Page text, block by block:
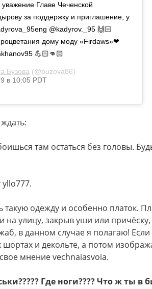
Главе Чеченской
за поддержку и приглашение, у
@kadyrov._95 🙌🏻
дому моду «Firdaws»❤
💪🏻👊🏻
Бузова (@buzova86)
в 10:05 PDT
там остаться без головы.
одежду и особенно платок.
на улицу, закрыв уши или
в данном случае я полагаю! Если
шортах и декольте, а потом
мнение vechnaiasvoia.
Где ноги???? Что ж ты в